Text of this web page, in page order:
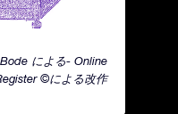
による- Online
©による改作